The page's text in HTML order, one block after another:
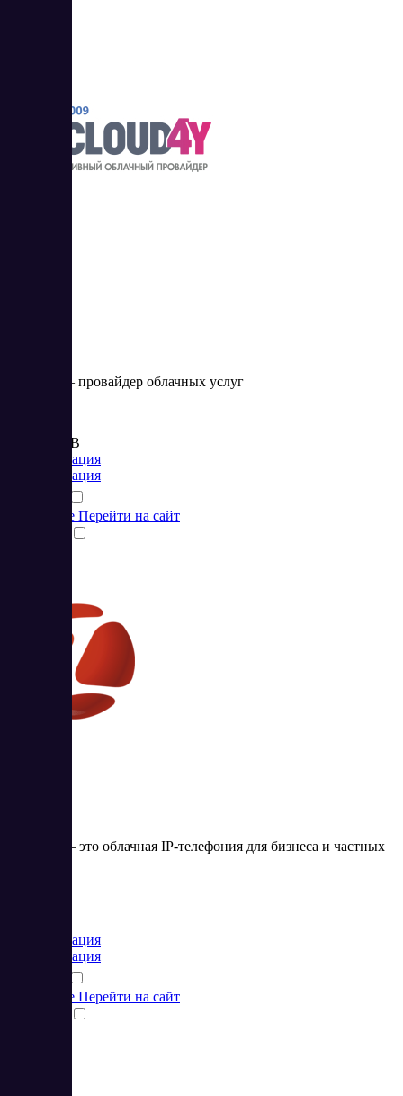
Cloud4y — провайдер облачных услуг
от 722 RUB
Коммуникация
Коммуникация
Подробнее Перейти на сайт
Zadarma — это облачная IP-телефония для бизнеса и частных
Коммуникация
Коммуникация
Подробнее Перейти на сайт